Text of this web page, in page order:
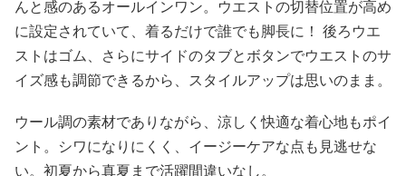
んと感のあるオールインワン。ウエストの切替位置が高め
に設定されていて、着るだけで誰でも脚長に！ 後ろウエ
ストはゴム、さらにサイドのタブとボタンでウエストのサ
イズ感も調節できるから、スタイルアップは思いのまま。
ウール調の素材でありながら、涼しく快適な着心地もポイ
ント。シワになりにくく、イージーケアな点も見逃せな
い。初夏から真夏まで活躍間違いなし。